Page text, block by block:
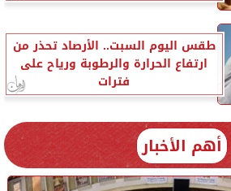
طقس اليوم السبت.. الأرصاد تحذر من
ارتفاع الحرارة والرطوبة ورياح على
فترات
أهم الأخبار